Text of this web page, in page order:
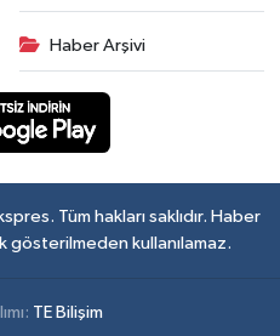
Haber Arşivi
Tüm hakları saklıdır. Haber
gösterilmeden kullanılamaz.
TE Bilişim